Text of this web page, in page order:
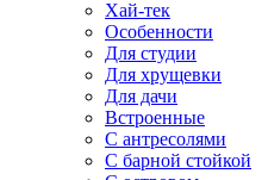
Хай-тек
Особенности
Для студии
Для хрущевки
Для дачи
Встроенные
С антресолями
С барной стойкой